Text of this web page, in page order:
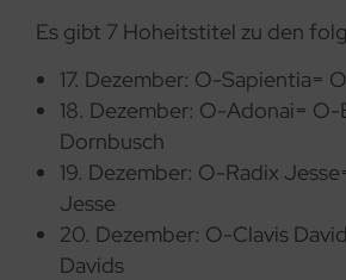
Es gibt 7 Hoheitstitel zu den
17. Dezember: O-Sapientia=
18. Dezember: O-Adonai=
Dornbusch
19. Dezember: O-Radix
Jesse
20. Dezember: O-Clavis
Davids